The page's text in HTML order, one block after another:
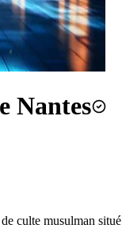
Nantes
culte musulman